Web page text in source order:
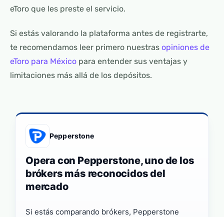
eToro que les preste el servicio.
Si estás valorando la plataforma antes de registrarte,
te recomendamos leer primero nuestras opiniones de
eToro para México para entender sus ventajas y
limitaciones más allá de los depósitos.
Pepperstone
Opera con Pepperstone, uno de los
brókers más reconocidos del
mercado
Si estás comparando brókers, Pepperstone